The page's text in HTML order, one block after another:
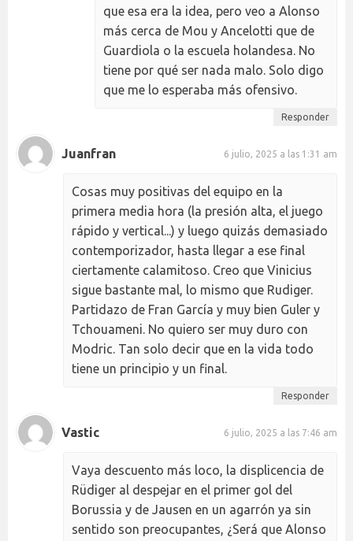
que esa era la idea, pero veo a Alonso
más cerca de Mou y Ancelotti que de
Guardiola o la escuela holandesa. No
tiene por qué ser nada malo. Solo digo
que me lo esperaba más ofensivo.
Responder
Juanfran 6 julio, 2025 a las 1:31 am
Cosas muy positivas del equipo en la
primera media hora (la presión alta, el juego
rápido y vertical...) y luego quizás demasiado
contemporizador, hasta llegar a ese final
ciertamente calamitoso. Creo que Vinicius
sigue bastante mal, lo mismo que Rudiger.
Partidazo de Fran García y muy bien Guler y
Tchouameni. No quiero ser muy duro con
Modric. Tan solo decir que en la vida todo
tiene un principio y un final.
Responder
Vastic 6 julio, 2025 a las 7:46 am
Vaya descuento más loco, la displicencia de
Rüdiger al despejar en el primer gol del
Borussia y de Jausen en un agarrón ya sin
sentido son preocupantes, ¿Será que Alonso